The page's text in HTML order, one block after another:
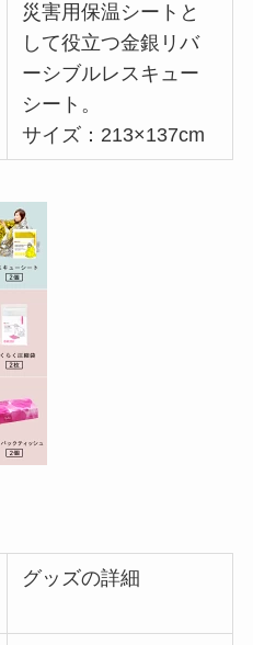
災害用保温シートと
して役立つ金銀リバ
ーシブルレスキュー
シート。
サイズ：213×137cm
グッズの詳細